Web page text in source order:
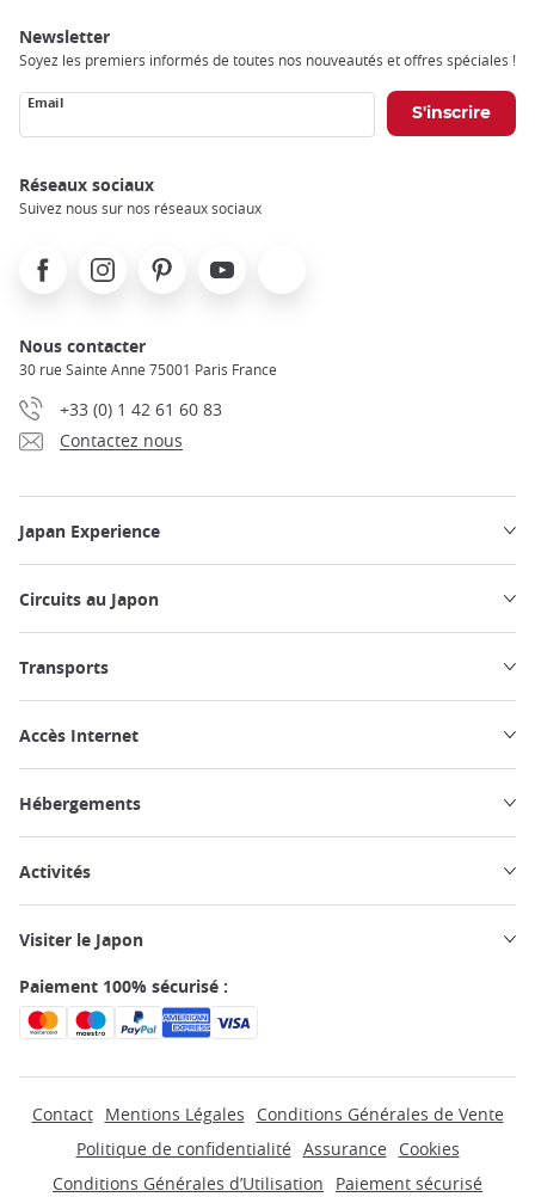
Newsletter
Soyez les premiers informés de toutes nos nouveautés et offres spéciales !
Email
Réseaux sociaux
Suivez nous sur nos réseaux sociaux
FacebookInstagramPinterest Youtube
Nous contacter
30 rue Sainte Anne 75001 Paris France
+33 (0) 1 42 61 60 83
Contactez nous
Japan Experience
Circuits au Japon
Transports
Accès Internet
Hébergements
Activités
Visiter le Japon
Paiement 100% sécurisé :
Contact Mentions Légales
Conditions Générales de Vente
Politique de confidentialité Assurance
Cookies
Conditions Générales d’Utilisation
Paiement sécurisé